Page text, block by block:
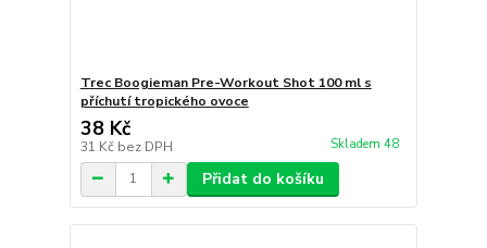
Trec Boogieman Pre-Workout Shot 100 ml s
příchutí tropického ovoce
38 Kč
31 Kč bez DPH Skladem 48
Přidat do košíku